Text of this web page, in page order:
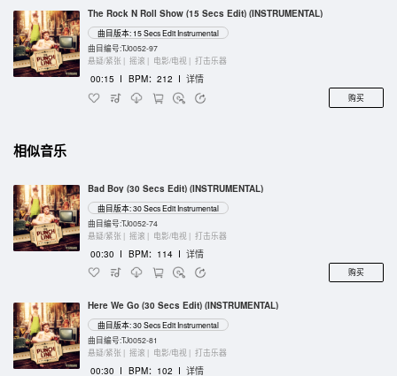
The Rock N Roll Show (15 Secs Edit) (INSTRUMENTAL)
曲目版本: 15 Secs Edit Instrumental
曲目编号:TJ0052-97
悬疑/紧张 | 摇滚 | 电影/电视 | 打击乐器
00:15 I BPM：212 I 详情
购买
相似音乐
Bad Boy (30 Secs Edit) (INSTRUMENTAL)
曲目版本: 30 Secs Edit Instrumental
曲目编号:TJ0052-74
悬疑/紧张 | 摇滚 | 电影/电视 | 打击乐器
00:30 I BPM：114 I 详情
购买
Here We Go (30 Secs Edit) (INSTRUMENTAL)
曲目版本: 30 Secs Edit Instrumental
曲目编号:TJ0052-81
悬疑/紧张 | 摇滚 | 电影/电视 | 打击乐器
00:30 I BPM：102 I 详情